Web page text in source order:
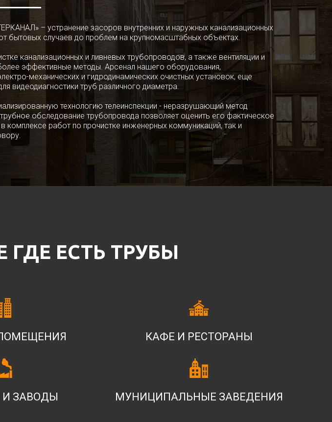
– устранение засоров внутренних и наружных канализационных
бытовых случаев до проблем на крупномасштабных объектах.
канализационных и ливневых трубопроводов, а также вентиляции и
эффективные методы. Арсенал нашего оборудования,
механических и гидродинамических очистных установок, еще
видеодиагностики труб различного диаметра.
технологию телеинспекции - неразрушающий метод
обследование трубопровода позволяет оценить его фактическое
комплексе работ по прочистке инженерных коммуникаций, так и
ЕСТЬ ТРУБЫ
КАФЕ И РЕСТОРАНЫ
ЗАВОДЫ МУНИЦИПАЛЬНЫЕ ЗАВЕДЕНИЯ